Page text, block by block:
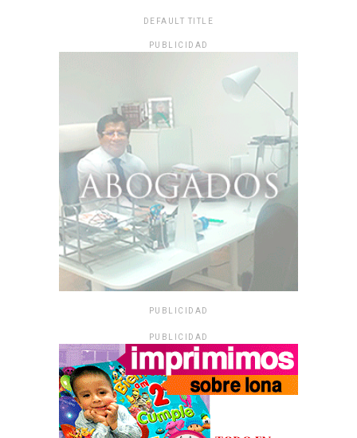
DEFAULT TITLE
PUBLICIDAD
PUBLICIDAD
PUBLICIDAD